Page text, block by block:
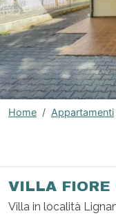
Home Appartamenti
VILLA FIORE
Villa in località